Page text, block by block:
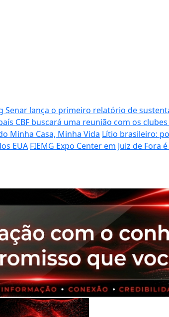
Senar lança o primeiro relatório de
CBF buscará uma reunião com os
Minha Casa, Minha Vida Lítio brasileiro:
EUA FIEMG Expo Center em Juiz de